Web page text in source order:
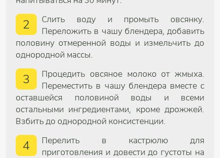
2
Слить воду и промыть овсянку.
Переложить в чашу блендера, добавить
половину отмеренной воды и измельчить до
однородной массы.
3
Процедить овсяное молоко от жмыха.
Переместить в чашу блендера вместе с
оставшейся половиной воды и всеми
остальными ингредиентами, кроме дрожжей.
Взбить до однородной консистенции.
4
Перелить в кастрюлю для
приготовления и довести до густоты на